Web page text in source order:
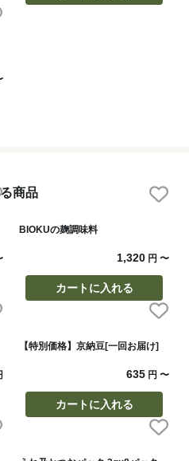
商品
BIOKUの麹調味料
1,320 円〜
カートに入れる
【特別価格】京納豆[一回お届け]
635 円〜
カートに入れる